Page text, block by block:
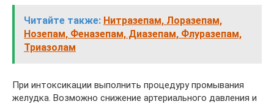
Читайте также: Нитразепам, Лоразепам,
Нозепам, Феназепам, Диазепам, Флуразепам,
Триазолам
При интоксикации выполнить процедуру промывания
желудка. Возможно снижение артериального давления и